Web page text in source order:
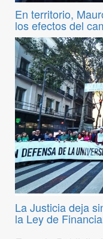
En territorio,
los efectos del
La Justicia deja
la Ley de